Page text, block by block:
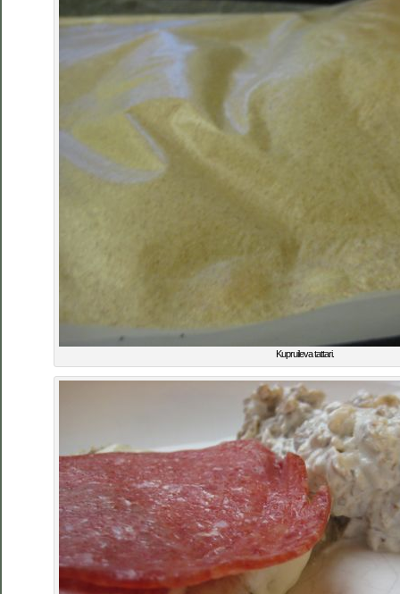
Kupruileva tattari.